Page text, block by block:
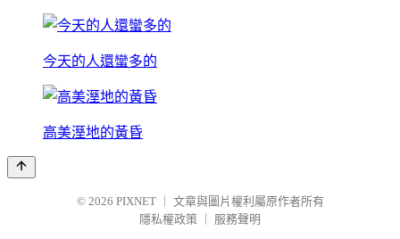
今天的人還蠻多的
高美溼地的黃昏
© 2026 PIXNET
文章與圖片權利屬原作者所有
隱私權政策
服務聲明